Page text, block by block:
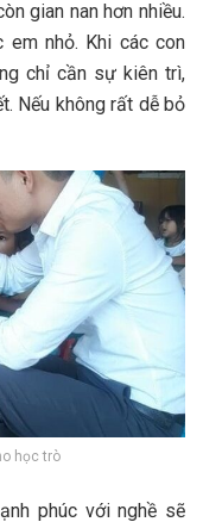
gian nan hơn nhiều.
nhỏ. Khi các con
chỉ cần sự kiên trì,
Nếu không rất dễ bỏ
học trò
phúc với nghề sẽ